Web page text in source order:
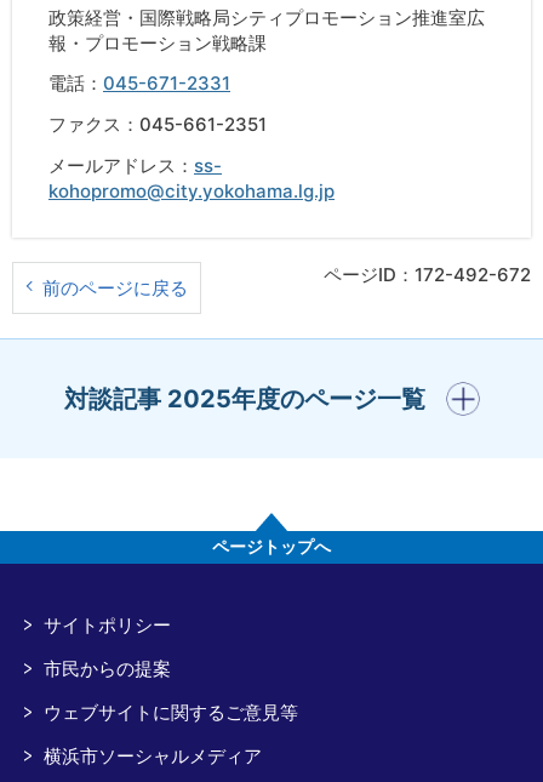
政策経営・国際戦略局シティプロモーション推進室広
報・プロモーション戦略課
電話： 045-671-2331
ファクス：045-661-2351
メールアドレス： ss-
kohopromo@city.yokohama.lg.jp
前のページに戻る
ページID：172-492-672
対談記事 2025年度のページ一覧
開く
ページトップへ
サイトポリシー
市民からの提案
ウェブサイトに関するご意見等
横浜市ソーシャルメディア